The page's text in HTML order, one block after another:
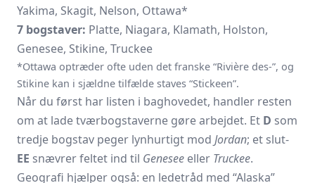
Yakima, Skagit, Nelson, Ottawa*
7 bogstaver: Platte, Niagara, Klamath, Holston,
Genesee, Stikine, Truckee
*Ottawa optræder ofte uden det franske “Rivière des-”, og
Stikine kan i sjældne tilfælde staves “Stickeen”.
Når du først har listen i baghovedet, handler resten
om at lade tværbogstaverne gøre arbejdet. Et D som
tredje bogstav peger lynhurtigt mod Jordan; et slut-
EE snævrer feltet ind til Genesee eller Truckee.
Geografi hjælper også: en ledetråd med “Alaska”